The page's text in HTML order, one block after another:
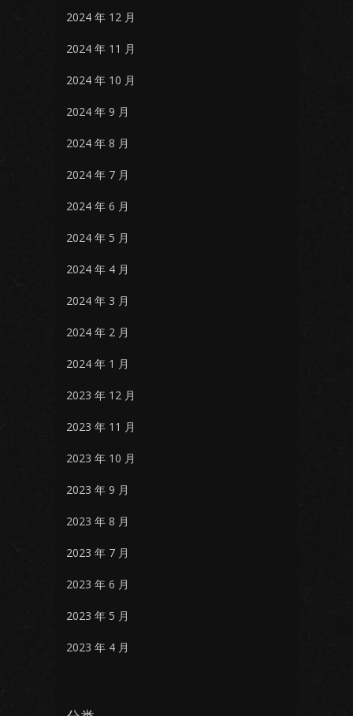
2024 年 12 月
2024 年 11 月
2024 年 10 月
2024 年 9 月
2024 年 8 月
2024 年 7 月
2024 年 6 月
2024 年 5 月
2024 年 4 月
2024 年 3 月
2024 年 2 月
2024 年 1 月
2023 年 12 月
2023 年 11 月
2023 年 10 月
2023 年 9 月
2023 年 8 月
2023 年 7 月
2023 年 6 月
2023 年 5 月
2023 年 4 月